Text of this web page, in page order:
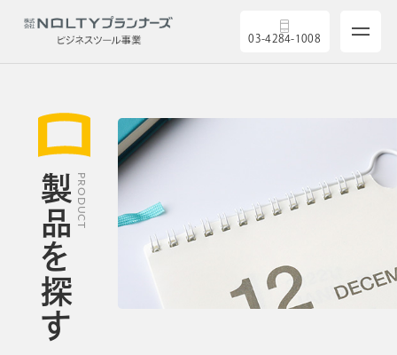
03-4284-1008
製品を探す
5つの強み
導入実績
セミナー
PRODUCT
製品を探す